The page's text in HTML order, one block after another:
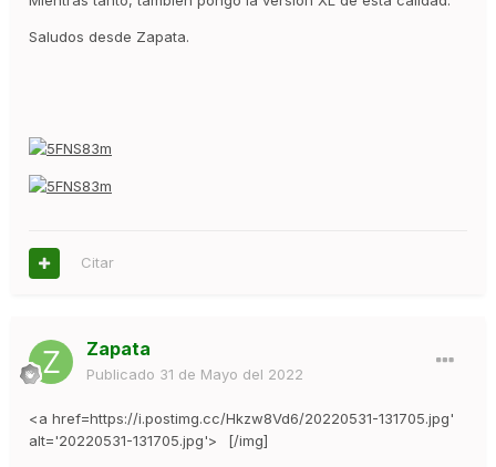
Saludos desde Zapata.
Citar
Zapata
Publicado 31 de Mayo del 2022
<a href=https://i.postimg.cc/Hkzw8Vd6/20220531-131705.jpg'
alt='20220531-131705.jpg'>
[/img]